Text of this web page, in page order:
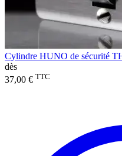
Cylindre HUNO de sécurité
dès
37,00 € TTC